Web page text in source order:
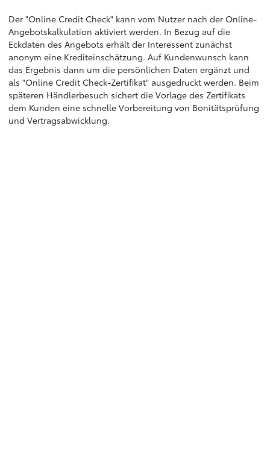
Der "Online Credit Check" kann vom Nutzer nach der Online-
Angebotskalkulation aktiviert werden. In Bezug auf die
Eckdaten des Angebots erhält der Interessent zunächst
anonym eine Krediteinschätzung. Auf Kundenwunsch kann
das Ergebnis dann um die persönlichen Daten ergänzt und
als "Online Credit Check-Zertifikat" ausgedruckt werden. Beim
späteren Händlerbesuch sichert die Vorlage des Zertifikats
dem Kunden eine schnelle Vorbereitung von Bonitätsprüfung
und Vertragsabwicklung.